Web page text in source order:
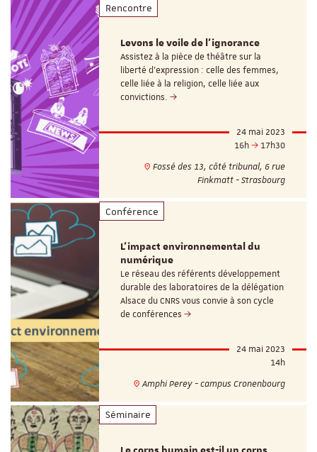
Rencontre
Levons le voile de l'ignorance
Assistez à la pièce de théâtre sur la
liberté d’expression : celle des femmes,
celle liée à la religion, celle liée aux
convictions.
24 mai 2023
16h
17h30
Fossé des 13, côté tribunal, 6 rue
Finkmatt - Strasbourg
Conférence
L'impact environnemental du
numérique
Le réseau des référents développement
durable des laboratoires de la délégation
Alsace du CNRS vous convie à son cycle
de conférences
24 mai 2023
14h
Amphi Perey - campus Cronenbourg
Séminaire